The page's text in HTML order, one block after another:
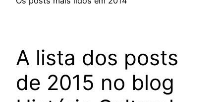
A lista dos posts
de 2015 no blog